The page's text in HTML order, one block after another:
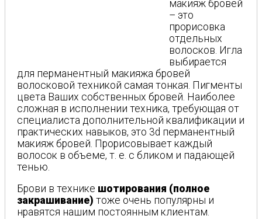
макияж бровей
– это
прорисовка
отдельных
волосков. Игла
выбирается
для перманентный макияжа бровей
волосковой техникой самая тонкая. Пигменты
цвета Ваших собственных бровей. Наиболее
сложная в исполнении техника, требующая от
специалиста дополнительной квалификации и
практических навыков, это 3d перманентный
макияж бровей. Прорисовывает каждый
волосок в объеме, т. е. с бликом и падающей
тенью.
Брови в технике шотирования (полное
закрашивание) тоже очень популярны и
нравятся нашим постоянным клиентам.